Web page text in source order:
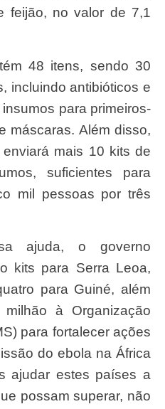
feijão, no valor de 7,1
incluindo antibióticos e
para primeiros-
máscaras. Além disso,
mais 10 kits de
suficientes para
mil pessoas por três
kits para Serra Leoa,
para Guiné, além
à Organização
para fortalecer ações
do ebola na África
ajudar estes países a
possam superar, não